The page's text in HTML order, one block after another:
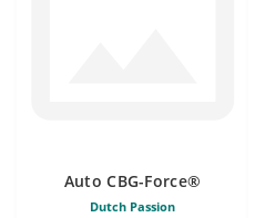
Auto CBG-Force®
Dutch Passion